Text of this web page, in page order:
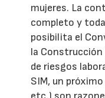
mujeres. La
completo y
posibilita el
la Construcción
de riesgos
SIM, un